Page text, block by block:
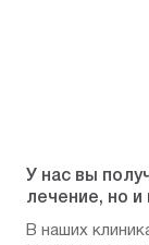
У нас вы
лечение, но и
В наших